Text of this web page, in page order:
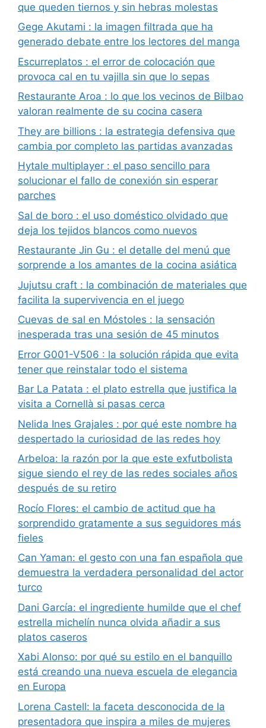
que queden tiernos y sin hebras molestas
Gege Akutami : la imagen filtrada que ha
generado debate entre los lectores del manga
Escurreplatos : el error de colocación que
provoca cal en tu vajilla sin que lo sepas
Restaurante Aroa : lo que los vecinos de Bilbao
valoran realmente de su cocina casera
They are billions : la estrategia defensiva que
cambia por completo las partidas avanzadas
Hytale multiplayer : el paso sencillo para
solucionar el fallo de conexión sin esperar
parches
Sal de boro : el uso doméstico olvidado que
deja los tejidos blancos como nuevos
Restaurante Jin Gu : el detalle del menú que
sorprende a los amantes de la cocina asiática
Jujutsu craft : la combinación de materiales que
facilita la supervivencia en el juego
Cuevas de sal en Móstoles : la sensación
inesperada tras una sesión de 45 minutos
Error G001-V506 : la solución rápida que evita
tener que reinstalar todo el sistema
Bar La Patata : el plato estrella que justifica la
visita a Cornellà si pasas cerca
Nelida Ines Grajales : por qué este nombre ha
despertado la curiosidad de las redes hoy
Arbeloa: la razón por la que este exfutbolista
sigue siendo el rey de las redes sociales años
después de su retiro
Rocío Flores: el cambio de actitud que ha
sorprendido gratamente a sus seguidores más
fieles
Can Yaman: el gesto con una fan española que
demuestra la verdadera personalidad del actor
turco
Dani García: el ingrediente humilde que el chef
estrella michelín nunca olvida añadir a sus
platos caseros
Xabi Alonso: por qué su estilo en el banquillo
está creando una nueva escuela de elegancia
en Europa
Lorena Castell: la faceta desconocida de la
presentadora que inspira a miles de mujeres